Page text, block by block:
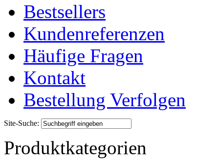
Bestsellers
Kundenreferenzen
Häufige Fragen
Kontakt
Bestellung Verfolgen
Site-Suche:
Produktkategorien